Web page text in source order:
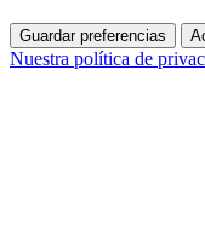
Guardar preferencias
Nuestra política de